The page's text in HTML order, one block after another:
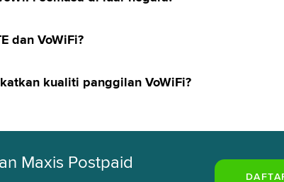
dan VoWiFi?
kualiti panggilan VoWiFi?
Maxis Postpaid